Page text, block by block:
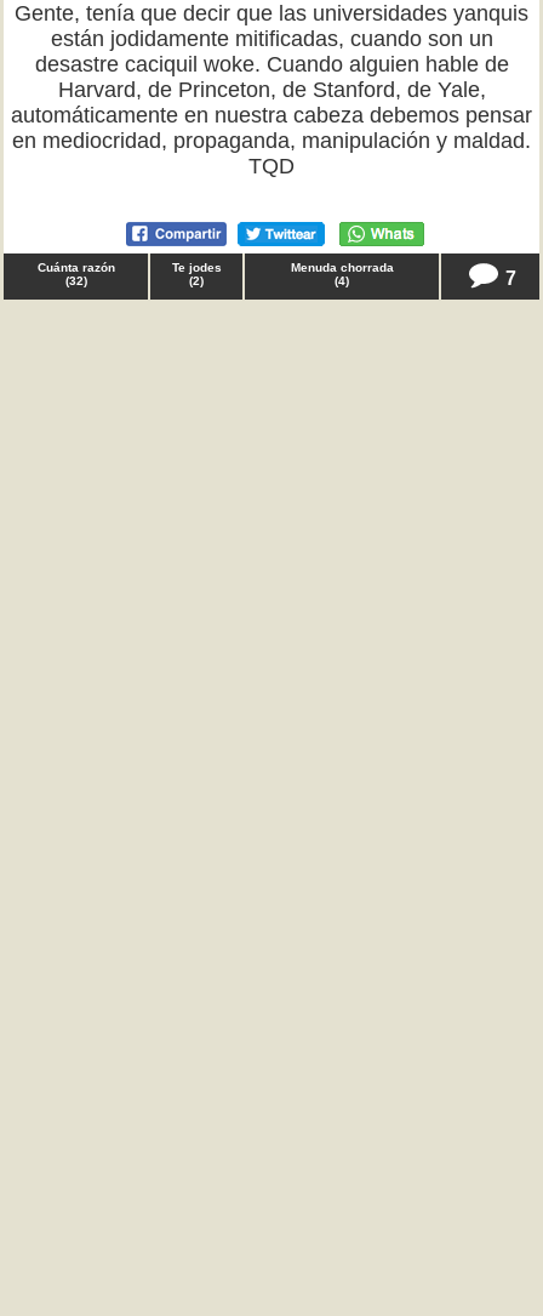
Gente, tenía que decir que las universidades yanquis
están jodidamente mitificadas, cuando son un
desastre caciquil woke. Cuando alguien hable de
Harvard, de Princeton, de Stanford, de Yale,
automáticamente en nuestra cabeza debemos pensar
en mediocridad, propaganda, manipulación y maldad.
TQD
Cuánta razón
(32)
Te jodes
(2)
Menuda chorrada
(4) 7